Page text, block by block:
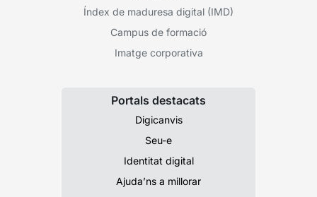
Índex de maduresa digital (IMD)
Campus de formació
Imatge corporativa
Portals destacats
Digicanvis
Seu-e
Identitat digital
Ajuda’ns a millorar